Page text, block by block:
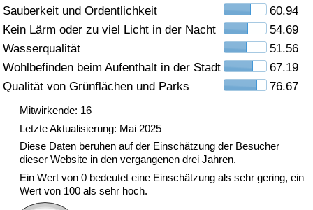
Sauberkeit und Ordentlichkeit
60.94
Kein Lärm oder zu viel Licht in der Nacht
54.69
Wasserqualität
51.56
Wohlbefinden beim Aufenthalt in der Stadt
67.19
Qualität von Grünflächen und Parks
76.67
Mitwirkende: 16
Letzte Aktualisierung: Mai 2025
Diese Daten beruhen auf der Einschätzung der Besucher
dieser Website in den vergangenen drei Jahren.
Ein Wert von 0 bedeutet eine Einschätzung als sehr gering, ein
Wert von 100 als sehr hoch.
Gesundheitsversorgungs-Index nach Land
Umweltverschmutzung
Verschmutzungsindex
Umweltverschmutzungs-Index nach Land
Verkehr